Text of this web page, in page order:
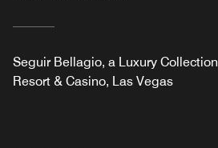
Seguir Bellagio, a Luxury Collection
Resort & Casino, Las Vegas